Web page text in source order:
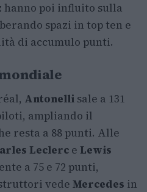
hanno poi influito sulla
spazi in top ten e
di accumulo punti.
Antonelli sale a 131
ampliando il
resta a 88 punti. Alle
Leclerc e Lewis
a 75 e 72 punti,
vede Mercedes in